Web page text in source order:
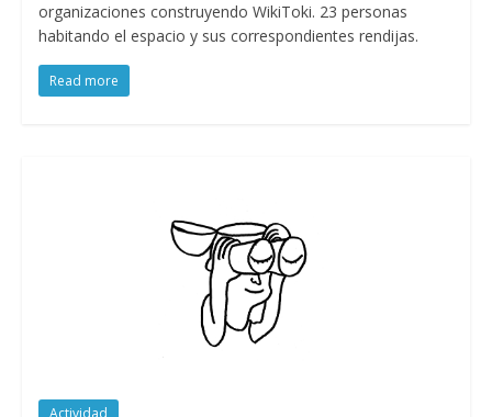
organizaciones construyendo WikiToki. 23 personas
habitando el espacio y sus correspondientes rendijas.
Read more